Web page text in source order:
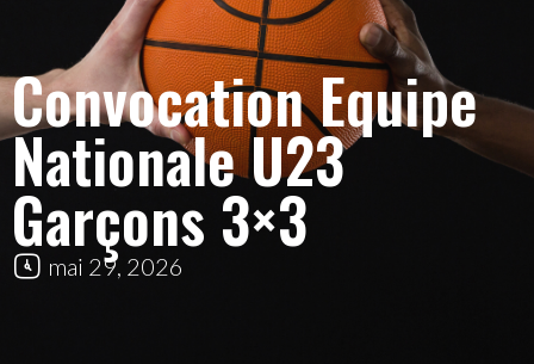
Convocation Equipe
Nationale U23
Garçons 3×3
mai 29, 2026